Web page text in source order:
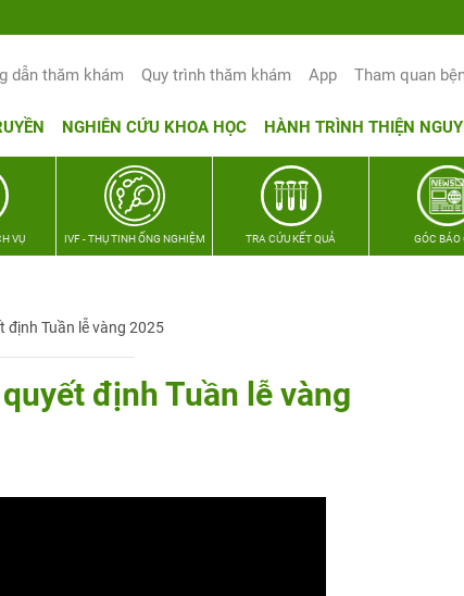
dẫn thăm khám Quy trình thăm khám App Tham quan
NGHIÊN CỨU KHOA HỌC HÀNH TRÌNH THIỆN
VỤ IVF - THỤ TINH ỐNG NGHIỆM TRA CỨU KẾT QUẢ GÓC BÁO
định Tuần lễ vàng 2025
định Tuần lễ vàng